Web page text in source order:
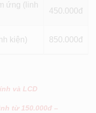
ứng (linh
450
kiện) 850
và LCD
từ 150.000đ –